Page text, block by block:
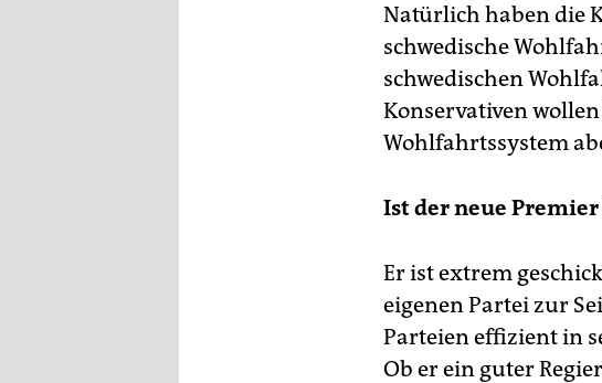
Natürlich haben die
schwedische
schwedischen
Konservativen
Wohlfahrtssystem
Ist der neue
Er ist extrem
eigenen Partei zur
Parteien effizient in
Ob er ein guter